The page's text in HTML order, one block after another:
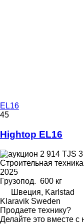
EL16
45
Hightop EL16
2 914 TJS
Строительная
2025
Грузопод. 600 кг
Швеция, Karlstad
Klaravik Sweden
Продаете технику?
Делайте это вместе с